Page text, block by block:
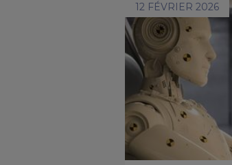
12 FÉVRIER 2026